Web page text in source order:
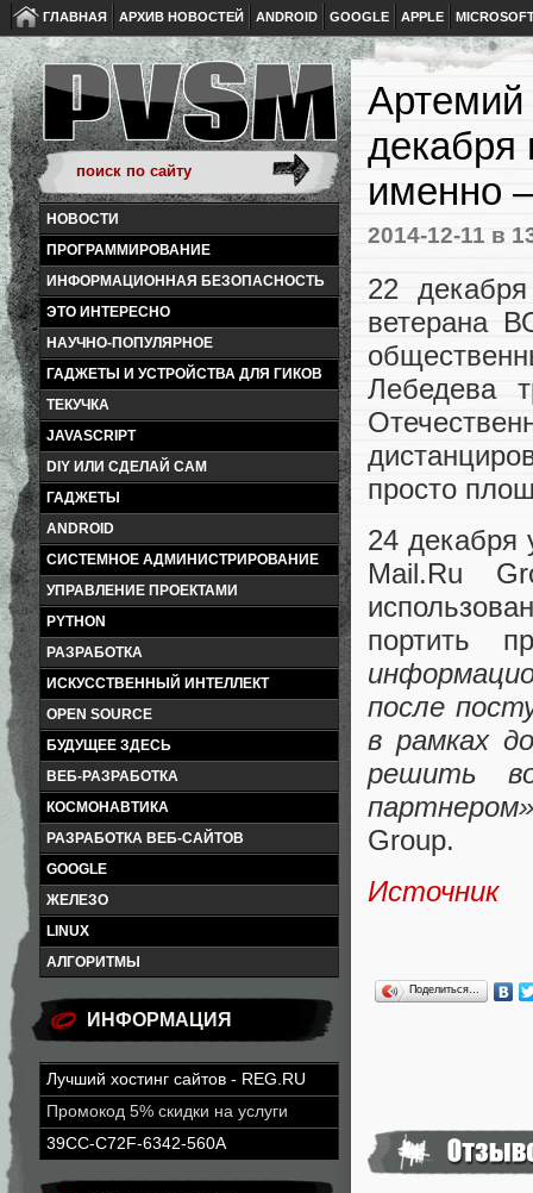
ГЛАВНАЯ АРХИВ НОВОСТЕЙ ANDROID GOOGLE APPLE
НОВОСТИ
ПРОГРАММИРОВАНИЕ
ИНФОРМАЦИОННАЯ БЕЗОПАСНОСТЬ
ЭТО ИНТЕРЕСНО
НАУЧНО-ПОПУЛЯРНОЕ
ГАДЖЕТЫ И УСТРОЙСТВА ДЛЯ ГИКОВ
ТЕКУЧКА
JAVASCRIPT
DIY ИЛИ СДЕЛАЙ САМ
ГАДЖЕТЫ
ANDROID
СИСТЕМНОЕ АДМИНИСТРИРОВАНИЕ
УПРАВЛЕНИЕ ПРОЕКТАМИ
PYTHON
РАЗРАБОТКА
ИСКУССТВЕННЫЙ ИНТЕЛЛЕКТ
OPEN SOURCE
БУДУЩЕЕ ЗДЕСЬ
ВЕБ-РАЗРАБОТКА
КОСМОНАВТИКА
РАЗРАБОТКА ВЕБ-САЙТОВ
GOOGLE
ЖЕЛЕЗО
LINUX
АЛГОРИТМЫ
ИНФОРМАЦИЯ
Лучший хостинг сайтов - REG.RU
Промокод 5% скидки на услуги
39CC-C72F-6342-560A
Артемий
декабря
именно
2014-12-11 в
22
ветерана
Лебедева
просто
24
Mail.Ru
портить
после
в рамках
решить
партнером»
Group.
Источник
Поделиться…